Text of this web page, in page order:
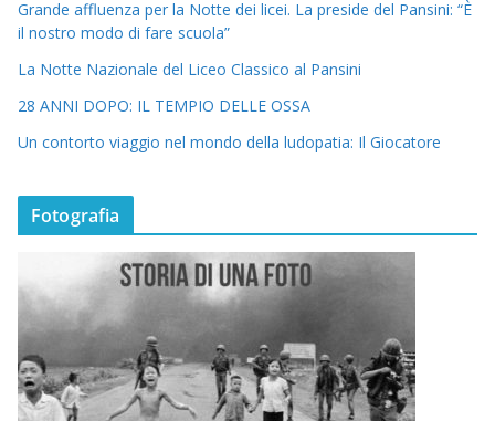
Grande affluenza per la Notte dei licei. La preside del Pansini: “È
il nostro modo di fare scuola”
La Notte Nazionale del Liceo Classico al Pansini
28 ANNI DOPO: IL TEMPIO DELLE OSSA
Un contorto viaggio nel mondo della ludopatia: Il Giocatore
Fotografia